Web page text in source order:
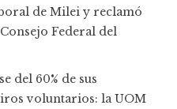
de Milei y reclamó
Federal del
del 60% de sus
voluntarios: la UOM